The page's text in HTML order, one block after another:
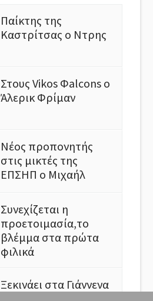
Παίκτης της
Καστρίτσας ο Ντρης
Στους Vikos Φalcons ο
Άλερικ Φρίμαν
Νέος προπονητής
στις μικτές της
ΕΠΣΗΠ ο Μιχαήλ
Συνεχίζεται η
προετοιμασία,το
βλέμμα στα πρώτα
φιλικά
Ξεκινάει στα Γιάννενα